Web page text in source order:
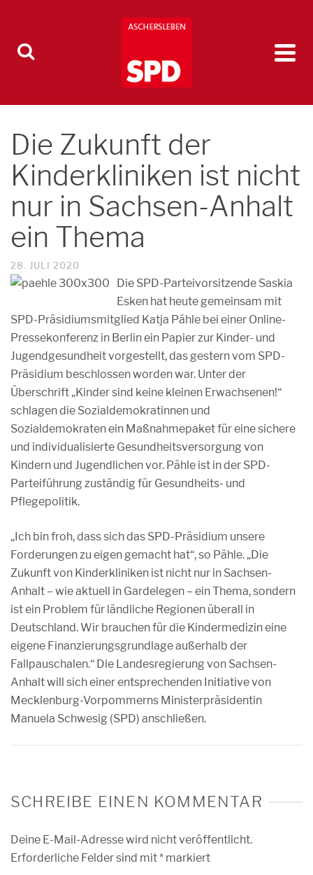
Die Zukunft der
Kinderkliniken ist nicht
nur in Sachsen-Anhalt
ein Thema
28. JULI 2020
Die SPD-Parteivorsitzende Saskia
Esken hat heute gemeinsam mit
SPD-Präsidiumsmitglied Katja Pähle bei einer Online-
Pressekonferenz in Berlin ein Papier zur Kinder- und
Jugendgesundheit vorgestellt, das gestern vom SPD-
Präsidium beschlossen worden war. Unter der
Überschrift „Kinder sind keine kleinen Erwachsenen!“
schlagen die Sozialdemokratinnen und
Sozialdemokraten ein Maßnahmepaket für eine sichere
und individualisierte Gesundheitsversorgung von
Kindern und Jugendlichen vor. Pähle ist in der SPD-
Parteiführung zuständig für Gesundheits- und
Pflegepolitik.
„Ich bin froh, dass sich das SPD-Präsidium unsere
Forderungen zu eigen gemacht hat“, so Pähle. „Die
Zukunft von Kinderkliniken ist nicht nur in Sachsen-
Anhalt – wie aktuell in Gardelegen – ein Thema, sondern
ist ein Problem für ländliche Regionen überall in
Deutschland. Wir brauchen für die Kindermedizin eine
eigene Finanzierungsgrundlage außerhalb der
Fallpauschalen.“ Die Landesregierung von Sachsen-
Anhalt will sich einer entsprechenden Initiative von
Mecklenburg-Vorpommerns Ministerpräsidentin
Manuela Schwesig (SPD) anschließen.
SCHREIBE EINEN KOMMENTAR
Deine E-Mail-Adresse wird nicht veröffentlicht.
Erforderliche Felder sind mit* markiert